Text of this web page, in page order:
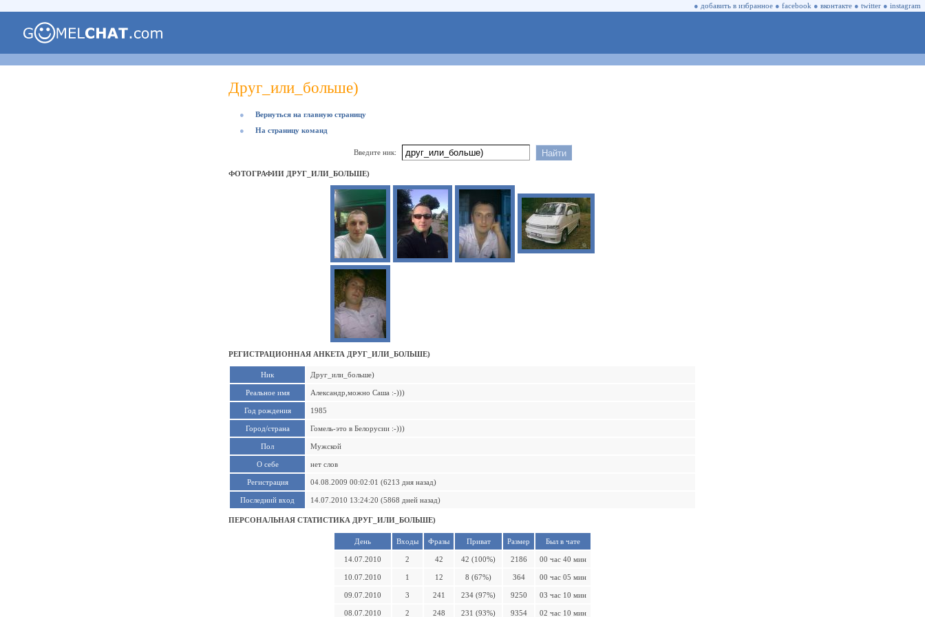
● добавить в избранное ● facebook ● вконтакте ● twitter ● instagram
Друг_или_больше)
●
Вернуться на главную страницу
●
На страницу команд
Введите ник:
ФОТОГРАФИИ ДРУГ_ИЛИ_БОЛЬШЕ)
РЕГИСТРАЦИОННАЯ АНКЕТА ДРУГ_ИЛИ_БОЛЬШЕ)
Ник Друг_или_больше)
Реальное имя Александр,можно Саша :-)))
Год рождения 1985
Город/страна Гомель-это в Белорусии :-)))
Пол Мужской
О себе нет слов
Регистрация 04.08.2009 00:02:01 (6213 дня назад)
Последний вход 14.07.2010 13:24:20 (5868 дней назад)
ПЕРСОНАЛЬНАЯ СТАТИСТИКА ДРУГ_ИЛИ_БОЛЬШЕ)
День Входы Фразы Приват Размер Был в чате
14.07.2010 2 42 42 (100%) 2186 00 час 40 мин
10.07.2010 1 12 8 (67%) 364 00 час 05 мин
09.07.2010 3 241 234 (97%) 9250 03 час 10 мин
08.07.2010 2 248 231 (93%) 9354 02 час 10 мин